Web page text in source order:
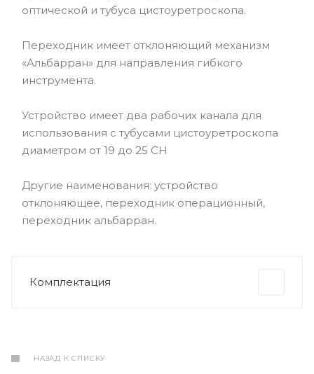
оптической и тубуса цистоуретроскопа.
Переходник имеет отклоняющий механизм
«Альбарран» для направления гибкого
инструмента.
Устройство имеет два рабочих канала для
использования с тубусами цистоуретроскопа
диаметром от 19 до 25 СН
Другие наименования: устройство
отклоняющее, переходник операционный,
переходник альбарран.
Комплектация
НАЗАД К СПИСКУ